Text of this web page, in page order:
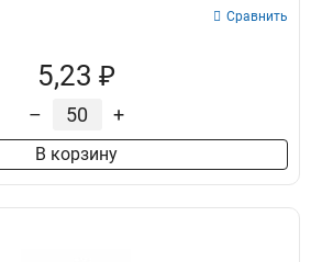
Сравнить
5,23 ₽
– +
В корзину